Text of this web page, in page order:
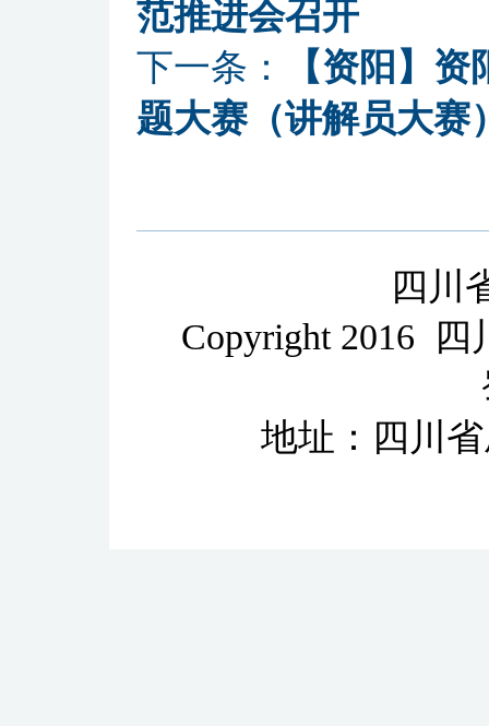
范推进会召开
下一条：
【资阳】
题大赛（讲解员大赛
四川
Copyright 2016 四
地址：四川省